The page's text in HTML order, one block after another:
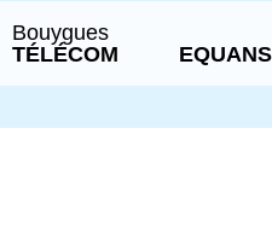
Bouygues
TÉLÉCOM
EQUANS